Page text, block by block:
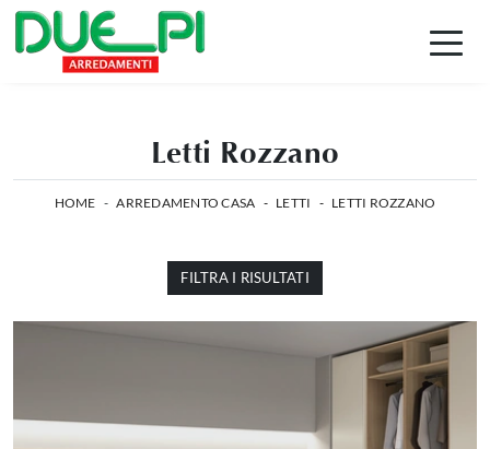
Letti Rozzano
HOME - ARREDAMENTO CASA - LETTI - LETTI ROZZANO
FILTRA I RISULTATI